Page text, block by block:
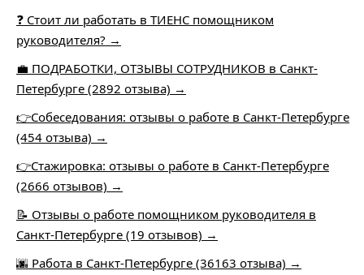
❓ Стоит ли работать в ТИЕНС помощником
руководителя? →
💼 ПОДРАБОТКИ, ОТЗЫВЫ СОТРУДНИКОВ в Санкт-
Петербурге (2892 отзыва) →
👉Собеседования: отзывы о работе в Санкт-Петербурге
(454 отзыва) →
👉Стажировка: отзывы о работе в Санкт-Петербурге
(2666 отзывов) →
📝 Отзывы о работе помощником руководителя в
Санкт-Петербурге (19 отзывов) →
🌆 Работа в Санкт-Петербурге (36163 отзыва) →